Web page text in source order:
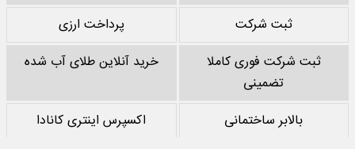
ثبت شرکت
پرداخت ارزی
ثبت شرکت فوری کاملا
تضمینی
خرید آنلاین طلای آب شده
بالابر ساختمانی
اکسپرس اینتری کانادا